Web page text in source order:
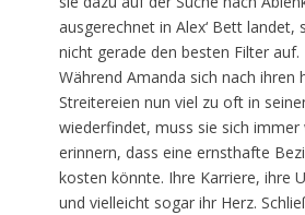
ausgerechnet in Alex‘ Bett landet,
nicht gerade den besten Filter auf.
Während Amanda sich nach ihren
Streitereien nun viel zu oft in
wiederfindet, muss sie sich immer
erinnern, dass eine ernsthafte
kosten könnte. Ihre Karriere, ihre
und vielleicht sogar ihr Herz.